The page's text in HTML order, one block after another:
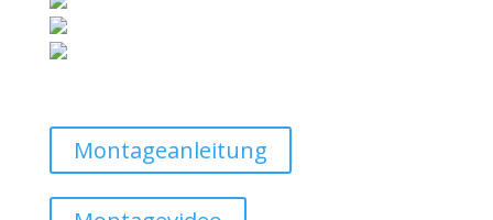
Montageanleitung